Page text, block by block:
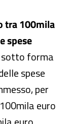
tra 100mila
spese
sotto forma
spese
per
euro